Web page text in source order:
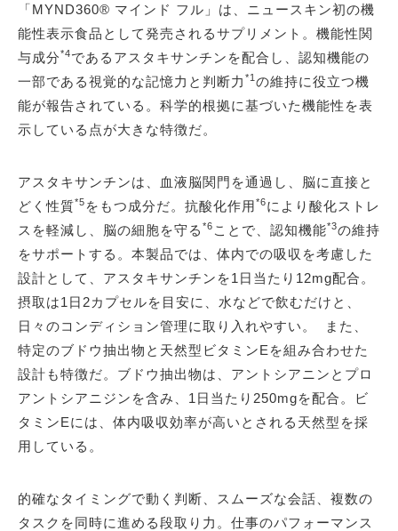
「MYND360® マインド フル」は、ニュースキン初の機
能性表示食品として発売されるサプリメント。機能性関
与成分*4であるアスタキサンチンを配合し、認知機能の
一部である視覚的な記憶力と判断力 *1 の維持に役立つ機
能が報告されている。科学的根拠に基づいた機能性を表
示している点が大きな特徴だ。
アスタキサンチンは、血液脳関門を通過し、脳に直接と
どく性質*5 をもつ成分だ。抗酸化作用*6により酸化ストレ
スを軽減し、脳の細胞を守る *6 ことで、認知機能*3の維持
をサポートする。本製品では、体内での吸収を考慮した
設計として、アスタキサンチンを1日当たり12mg配合。
摂取は1日2カプセルを目安に、水などで飲むだけと、
日々のコンディション管理に取り入れやすい。 また、
特定のブドウ抽出物と天然型ビタミンEを組み合わせた
設計も特徴だ。ブドウ抽出物は、アントシアニンとプロ
アントシアニジンを含み、1日当たり250mgを配合。ビ
タミンEには、体内吸収効率が高いとされる天然型を採
用している。
的確なタイミングで動く判断、スムーズな会話、複数の
タスクを同時に進める段取り力。仕事のパフォーマンス